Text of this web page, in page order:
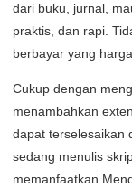
dari buku, jurnal,
praktis, dan rapi.
berbayar yang
Cukup dengan
menambahkan
dapat terselesaikan
sedang menulis
memanfaatkan